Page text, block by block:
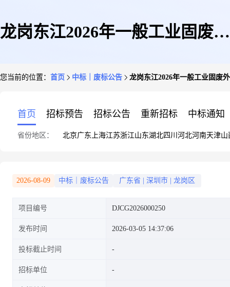
龙岗东江2026年一般工业固废外
您当前的位置： 首页 中标｜废标公告 龙岗东江2026年一般工业固废
首页 招标预告 招标公告 重新招标 中标通知
省份地区： 北京广东 上海江苏浙江山东湖北四川 河北河南天津山
2026-08-09 中标｜废标公告 广东省 深圳市 龙岗区
项目编号 DJCG2026000250
发布时间 2026-03-05 14:37:06
投标截止时间
招标单位